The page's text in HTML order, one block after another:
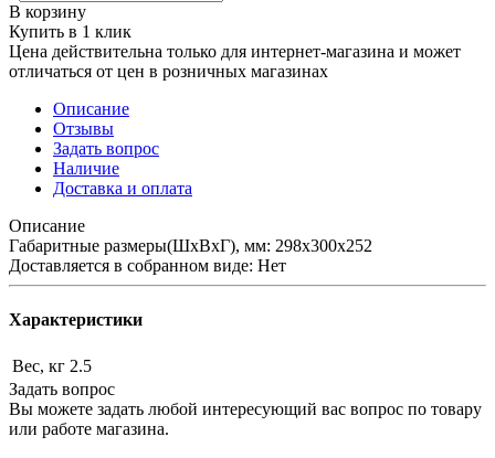
В корзину
Купить в 1 клик
Цена действительна только для интернет-магазина и может
отличаться от цен в розничных магазинах
Описание
Отзывы
Задать вопрос
Наличие
Доставка и оплата
Описание
Габаритные размеры(ШхВхГ), мм: 298х300х252
Доставляется в собранном виде: Нет
Характеристики
Вес, кг 2.5
Задать вопрос
Вы можете задать любой интересующий вас вопрос по товару
или работе магазина.